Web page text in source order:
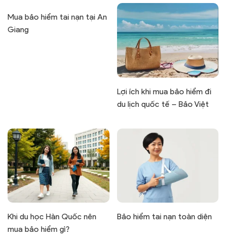
Mua bảo hiểm tai nạn tại An
Giang
Lợi ích khi mua bảo hiểm đi
du lịch quốc tế – Bảo Việt
Khi du học Hàn Quốc nên
mua bảo hiểm gì?
Bảo hiểm tai nạn toàn diện